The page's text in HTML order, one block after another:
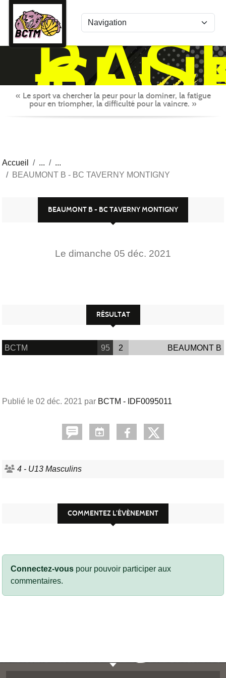
« Le sport va chercher la peur pour la dominer, la fatigue
pour en triompher, la difficulté pour la vaincre. »
Accueil
BEAUMONT B - BC TAVERNY MONTIGNY
BEAUMONT B - BC TAVERNY MONTIGNY
Le dimanche 05 déc. 2021
RÉSULTAT
BCTM 95 2 BEAUMONT B
Publié le 02 déc. 2021 par BCTM - IDF0095011
4 - U13 Masculins
COMMENTEZ L’ÉVÈNEMENT
Connectez-vous pour pouvoir participer aux
commentaires.
Panneau de gestion des cookies